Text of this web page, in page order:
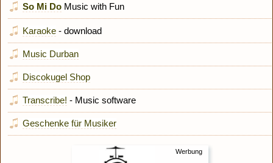
So Mi Do Music with Fun
Karaoke - download
Music Durban
Discokugel Shop
Transcribe! - Music software
Geschenke für Musiker